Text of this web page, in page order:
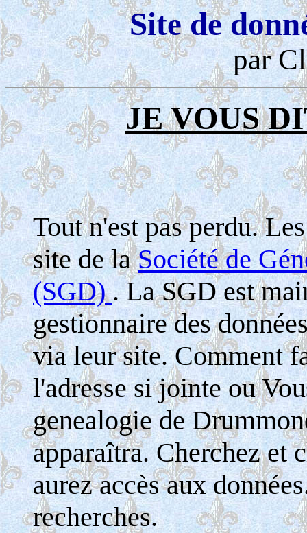
Site de
par
JE VOUS
Tout n'est pas perdu.
site de laSociété de
(SGD). La SGD est
gestionnaire des
via leur site. Comment
l'adresse si jointe ou
genealogie de
apparaîtra. Cherchez et
aurez accès aux
recherches.